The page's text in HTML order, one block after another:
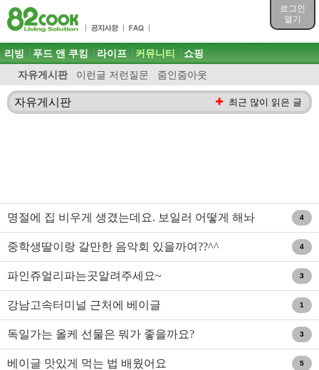
로그인
열기
목차
주메뉴 바로가기
컨텐츠 바로가기
검색 바로가기
로그인 바로가기
주메뉴
리빙 푸드 앤 쿠킹 라이프 커뮤니티
자유게시판 이런글 저런질문 줌인줌아웃
쇼핑
자유게시판 최근 많이 읽은 글
명절에 집 비우게 생겼는데요. 보일러 어떻게 해놔
야 할까요?
4
중학생딸이랑 갈만한 음악회 있을까여??^^ 4
파인쥬얼리파는곳알려주세요~ 3
강남고속터미널 근처에 베이글 1
독일가는 올케 선물은 뭐가 좋을까요? 3
베이글 맛있게 먹는 법 배웠어요 5